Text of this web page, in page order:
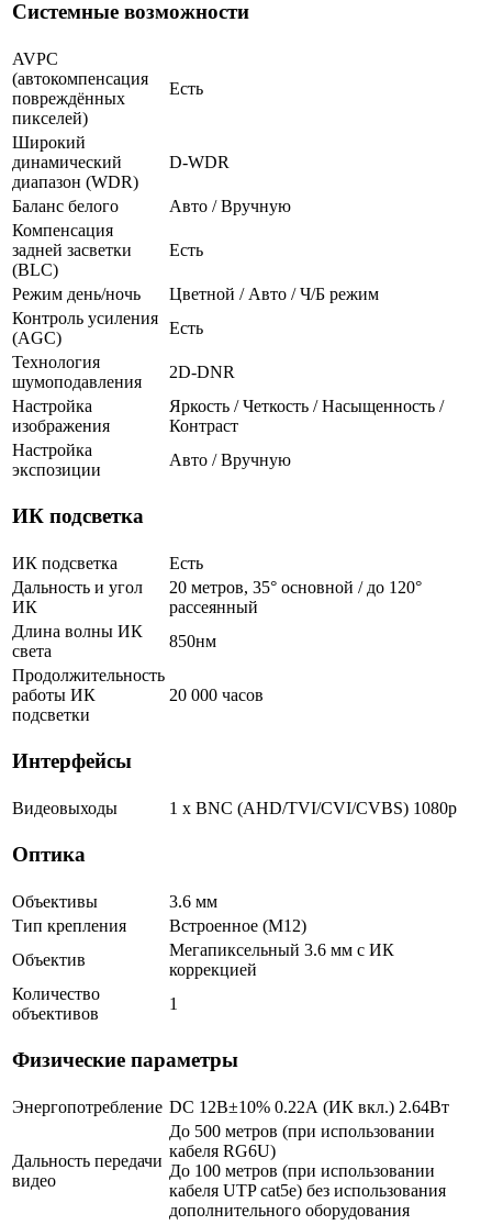
Системные возможности
AVPC
(автокомпенсация
повреждённых
пикселей)
Есть
Широкий
динамический
диапазон (WDR)
D-WDR
Баланс белого
Авто / Вручную
Компенсация
задней засветки
(BLC)
Есть
Режим день/ночь
Цветной / Авто / Ч/Б режим
Контроль усиления
(AGC)
Есть
Технология
шумоподавления
2D-DNR
Настройка
изображения
Яркость / Четкость / Насыщенность /
Контраст
Настройка
экспозиции
Авто / Вручную
ИК подсветка
ИК подсветка
Есть
Дальность и угол
ИК
20 метров, 35° основной / до 120°
рассеянный
Длина волны ИК
света
850нм
Продолжительность
работы ИК
подсветки
20 000 часов
Интерфейсы
Видеовыходы 1 x BNC (AHD/TVI/CVI/CVBS) 1080p
Оптика
Объективы
3.6 мм
Тип крепления
Встроенное (М12)
Объектив
Мегапиксельный 3.6 мм c ИК
коррекцией
Количество
объективов
1
Физические параметры
Энергопотребление DC 12В±10% 0.22А (ИК вкл.) 2.64Вт
Дальность передачи
видео
До 500 метров (при использовании
кабеля RG6U)
До 100 метров (при использовании
кабеля UTP cat5e) без использования
дополнительного оборудования